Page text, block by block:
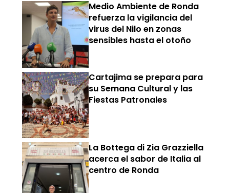
Medio Ambiente de Ronda
refuerza la vigilancia del
virus del Nilo en zonas
sensibles hasta el otoño
Cartajima se prepara para
su Semana Cultural y las
Fiestas Patronales
La Bottega di Zia Grazziella
acerca el sabor de Italia al
centro de Ronda